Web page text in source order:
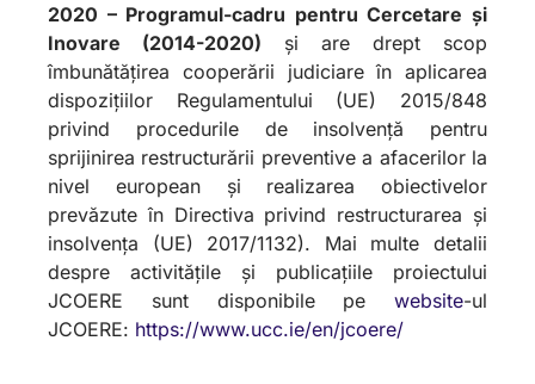
2020 – Programul-cadru pentru Cercetare și
Inovare (2014-2020) și are drept scop
îmbunătățirea cooperării judiciare în aplicarea
dispozițiilor Regulamentului (UE) 2015/848
privind procedurile de insolvență pentru
sprijinirea restructurării preventive a afacerilor la
nivel european și realizarea obiectivelor
prevăzute în Directiva privind restructurarea și
insolvența (UE) 2017/1132). Mai multe detalii
despre activitățile și publicațiile proiectului
JCOERE sunt disponibile pe website-ul
JCOERE: https://www.ucc.ie/en/jcoere/